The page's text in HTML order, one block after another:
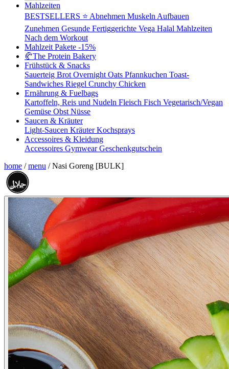
Mahlzeiten
BESTSELLERS ⭐ Abnehmen Muskeln Aufbauen
Zunehmen Gesunde Fertiggerichte Vega Halal Mahlzeiten
Nach dem Workout
Mahlzeit Pakete -15%
🥐The Protein Bakery
Frühstück & Snacks
Sauerteig Brot Overnight Oats Pfannkuchen Toast-
Sandwiches Riegel Crunchy Chicken
Ernährung & Fuelbags
Kartoffeln, Reis und Nudeln Fleisch Fisch Vegetarisch/Vegan
Gemüse Obst Nüsse
Saucen & Kräuter
Light-Saucen KräuterKochsprays
Accessoires & Kleidung
Accessoires GymwearGeschenkgutschein
home / menu / Nasi Goreng [BULK]
حلال
HALAL